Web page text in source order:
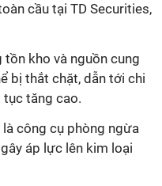
cầu tại TD Securities,
tồn kho và nguồn cung
bị thắt chặt, dẫn tới chi
tăng cao.
công cụ phòng ngừa
áp lực lên kim loại